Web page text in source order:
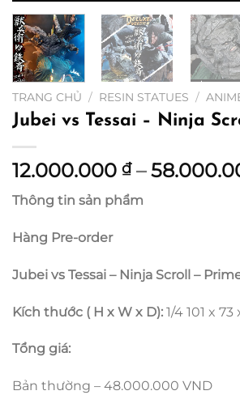
TRANG CHỦ / RESIN STATUES /
Jubei vs Tessai – Ninja
12.000.000 ₫ –
Thông tin sản phẩm
Hàng Pre-order
Jubei vs Tessai – Ninja Scroll –
Kích thước ( H x W x D): 1/4 101 x
Tổng giá:
Bản thường – 48.000.000 VND